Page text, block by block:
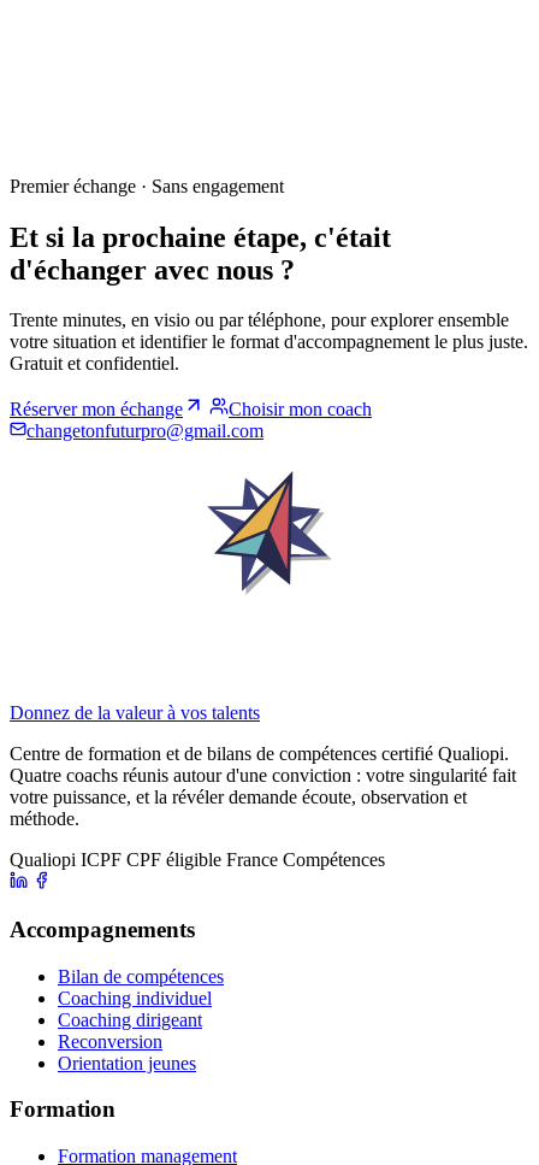
Premier échange · Sans engagement
Et si la prochaine étape, c'était
d'échanger avec nous ?
Trente minutes, en visio ou par téléphone, pour explorer ensemble
votre situation et identifier le format d'accompagnement le plus juste.
Gratuit et confidentiel.
Réserver mon échange
Choisir mon coach
changetonfuturpro@gmail.com
Donnez de la valeur à vos talents
Centre de formation et de bilans de compétences certifié Qualiopi.
Quatre coachs réunis autour d'une conviction : votre singularité fait
votre puissance, et la révéler demande écoute, observation et
méthode.
Qualiopi ICPF CPF éligible France Compétences
Accompagnements
Bilan de compétences
Coaching individuel
Coaching dirigeant
Reconversion
Orientation jeunes
Formation
Formation management